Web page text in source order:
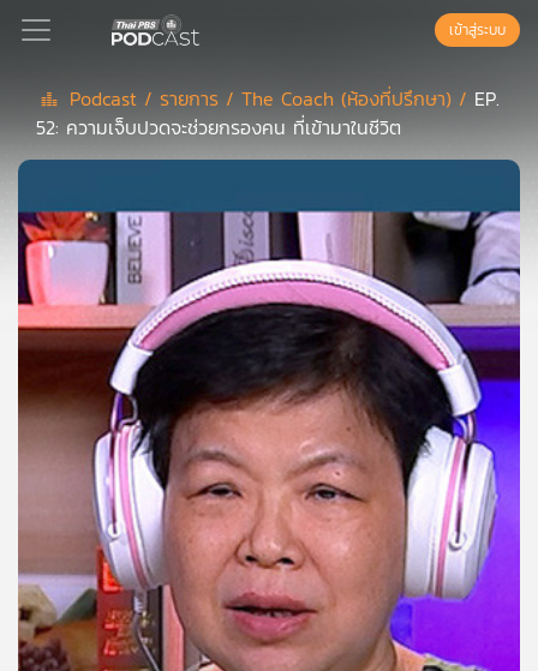
Podcast
เพล
ย์
ลิ
สต์
แนะนำ
เพล
เพลง
เข้าสู่ระบบ
Podcast / รายการ /The Coach (ห้องที่ปรึกษา) / EP.
52: ความเจ็บปวดจะช่วยกรองคน ที่เข้ามาในชีวิต